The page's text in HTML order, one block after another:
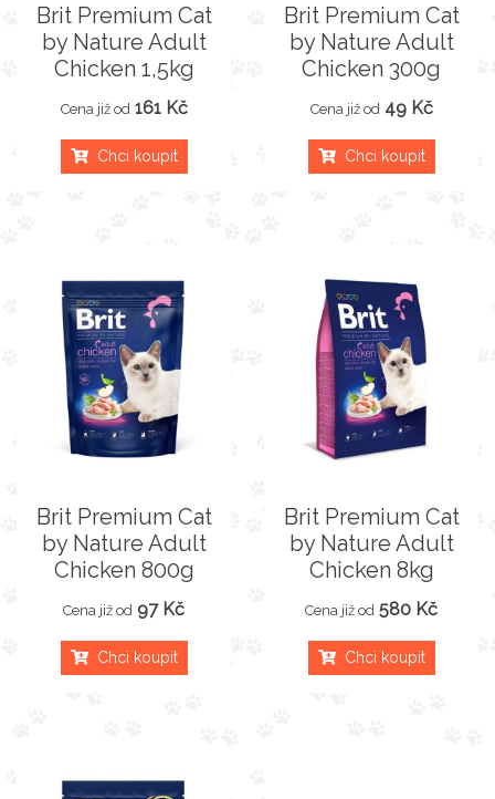
Brit Premium Cat
by Nature Adult
Chicken 1,5kg
Cena již od 161 Kč
Chci koupit
Brit Premium Cat
by Nature Adult
Chicken 300g
Cena již od 49 Kč
Chci koupit
Brit Premium Cat
by Nature Adult
Chicken 800g
Cena již od 97 Kč
Chci koupit
Brit Premium Cat
by Nature Adult
Chicken 8kg
Cena již od 580 Kč
Chci koupit